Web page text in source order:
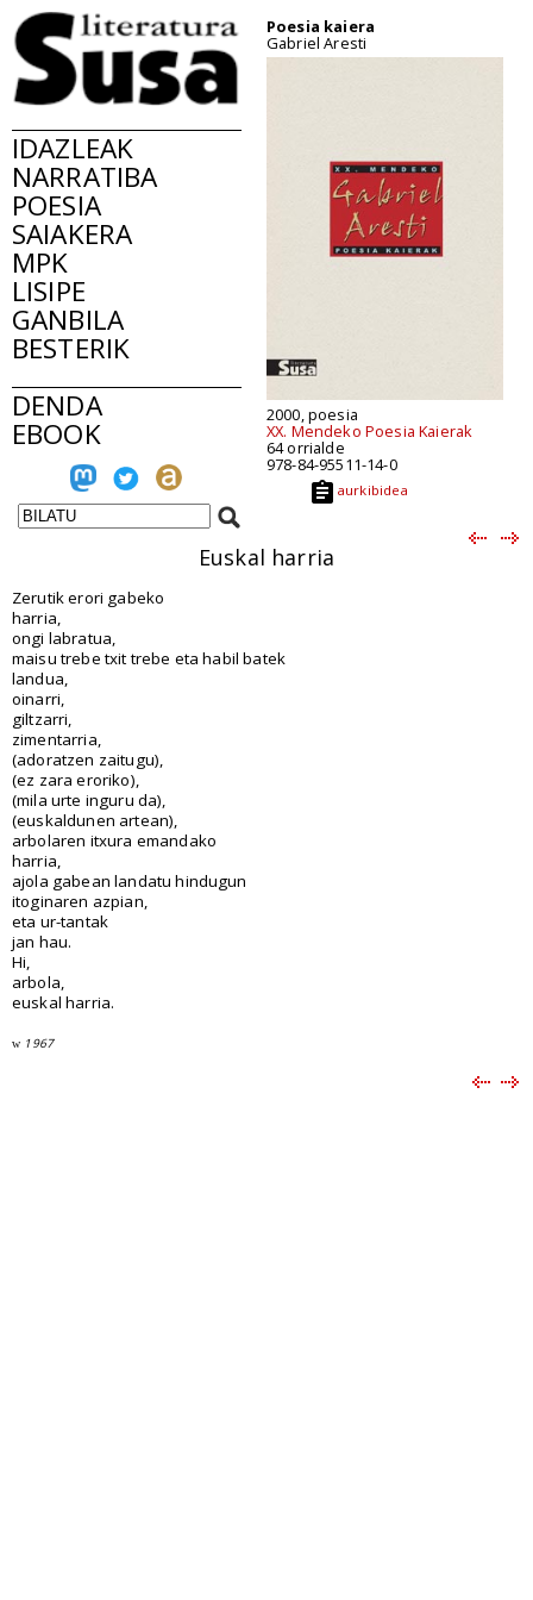
IDAZLEAK
NARRATIBA
POESIA
SAIAKERA
MPK
LISIPE
GANBILA
BESTERIK
DENDA
EBOOK
Poesia kaiera
Gabriel Aresti
2000, poesia
XX. Mendeko Poesia Kaierak
64 orrialde
978-84-95511-14-0
aurkibidea
Euskal harria
Zerutik erori gabeko
harria,
ongi labratua,
maisu trebe txit trebe eta habil batek
landua,
oinarri,
giltzarri,
zimentarria,
(adoratzen zaitugu),
(ez zara eroriko),
(mila urte inguru da),
(euskaldunen artean),
arbolaren itxura emandako
harria,
ajola gabean landatu hindugun
itoginaren azpian,
eta ur-tantak
jan hau.
Hi,
arbola,
euskal harria.
w 1967